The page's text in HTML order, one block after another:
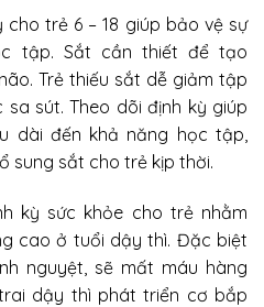
trẻ 6 – 18 giúp bảo vệ sự
tập. Sắt cần thiết để tạo
Trẻ thiếu sắt dễ giảm tập
sút. Theo dõi định kỳ giúp
dài đến khả năng học tập,
sung sắt cho trẻ kịp thời.
kỳ sức khỏe cho trẻ nhằm
cao ở tuổi dậy thì. Đặc biệt
nguyệt, sẽ mất máu hàng
dậy thì phát triển cơ bắp